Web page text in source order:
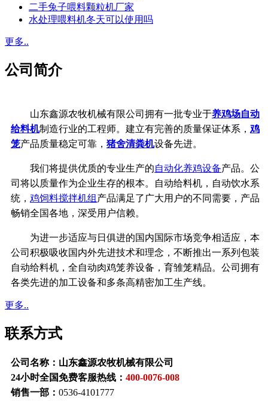
二手兔子喂料颗粒机厂家
水处理喂料机冬天可以使用吗
更多..
公司简介
山东鑫源农牧机械有限公司拥有一批专业于养鸡场自动
给料机制造行业的工程师。建立有完善的质量保证体系， 鸡
笼产品质量稳定可靠， 猪舍清粪机设备先进。
我们将提供优质的专业生产的自动化养鸡设备产品。公
司将以质量作为企业生存的根本。自动给料机，自动饮水系
统， 鸡饲料搅拌机组 产品满足了广大用户的不同需要，产品
畅销全国各地，深受用户信赖。
为进一步适应与日俱进的国内国际市场竞争相适应，本
公司积极吸收国内外先进技术和理念，不断推出一系列包装
自动给料机，全自动肉鸡笼养设备，育雏笼精品。公司拥有
各类先进的加工设备和多条高精密加工生产线。
更多..
联系方式
公司名称：山东鑫源农牧机械有限公司
24小时全国免费客服热线： 400-0076-008
销售一部： 0536-4101777